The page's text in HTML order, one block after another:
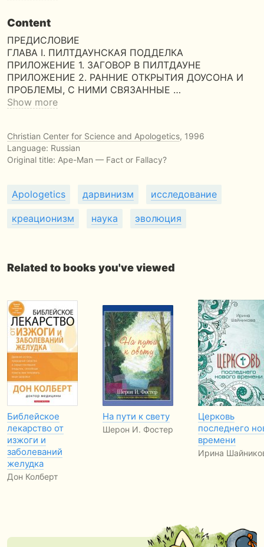
Content
ПРЕДИСЛОВИЕ
ГЛАВА I. ПИЛТДАУНСКАЯ ПОДДЕЛКА
ПРИЛОЖЕНИЕ 1. ЗАГОВОР В ПИЛТДАУНЕ
ПРИЛОЖЕНИЕ 2. РАННИЕ ОТКРЫТИЯ ДОУСОНА И
ПРОБЛЕМЫ, С НИМИ СВЯЗАННЫЕ …
Show more
Christian Center for Science and Apologetics, 1996
Language: Russian
Original title: Ape-Man — Fact or Fallacy?
Apologetics дарвинизм исследование
креационизм наука эволюция
Related to books you've viewed
Библейское
лекарство от
изжоги и
заболеваний
желудка
Дон Колберт
На пути к свету
Шерон И. Фостер
Церковь
последнего
времени
Ирина